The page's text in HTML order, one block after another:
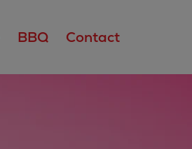
BBQ Contact